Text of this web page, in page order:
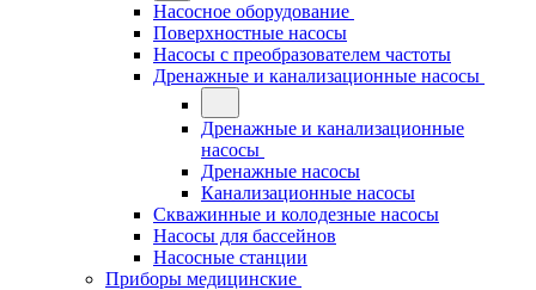
Насосное оборудование
Поверхностные насосы
Насосы с преобразователем частоты
Дренажные и канализационные насосы
Дренажные и канализационные
насосы
Дренажные насосы
Канализационные насосы
Скважинные и колодезные насосы
Насосы для бассейнов
Насосные станции
Приборы медицинские